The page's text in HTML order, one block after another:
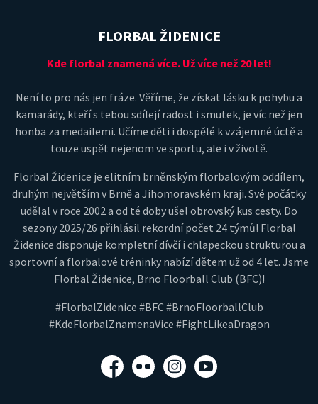
FLORBAL ŽIDENICE
Kde florbal znamená více. Už více než 20 let!
Není to pro nás jen fráze. Věříme, že získat lásku k pohybu a
kamarády, kteří s tebou sdílejí radost i smutek, je víc než jen
honba za medailemi. Učíme děti i dospělé k vzájemné úctě a
touze uspět nejenom ve sportu, ale i v životě.
Florbal Židenice je elitním brněnským florbalovým oddílem,
druhým největším v Brně a Jihomoravském kraji. Své počátky
udělal v roce 2002 a od té doby ušel obrovský kus cesty. Do
sezony 2025/26 přihlásil rekordní počet 24 týmů! Florbal
Židenice disponuje kompletní dívčí i chlapeckou strukturou a
sportovní a florbalové tréninky nabízí dětem už od 4 let. Jsme
Florbal Židenice, Brno Floorball Club (BFC)!
#FlorbalZidenice #BFC #BrnoFloorballClub
#KdeFlorbalZnamenaVice #FightLikeaDragon
Facebook
Flickr Instagram
YouTube